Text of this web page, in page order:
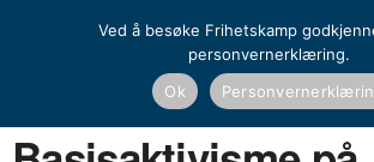
Basisaktivisme på Skedsmokorset
Ved å besøke Frihetskamp
personvernerklæring.
Ok